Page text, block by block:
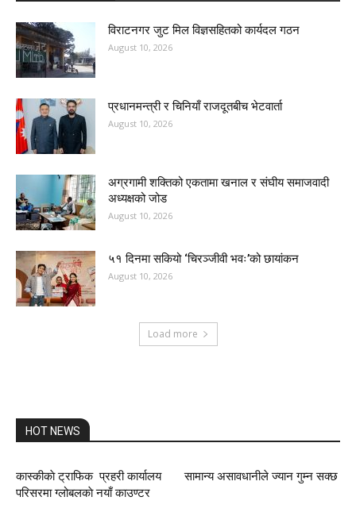
विराटनगर जुट मिल विज्ञसहितको कार्यदल गठन
August 10, 2026
प्रधानमन्त्री र चिनियाँ राजदूतबीच भेटवार्ता
August 10, 2026
अग्रगामी शक्तिको एकतामा खनाल र संघीय समाजवादी
अध्यक्षको जोड
August 10, 2026
५१ दिनमा सकियो ‘चिरञ्जीवी भवः’को छायांकन
August 10, 2026
Load more
HOT NEWS
कास्कीकाे ट्राफिक प्रहरी कार्यालय
परिसरमा ग्लोबलकाे नयाँ काउण्टर
सामान्य असावधानीले ज्यान गुम्न सक्छ